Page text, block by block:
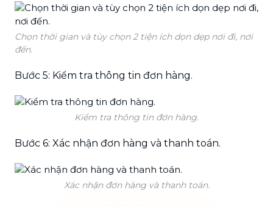
Chọn thời gian và tùy chọn 2 tiện ích dọn dẹp nơi đi, nơi
đến.
Bước 5: Kiểm tra thông tin đơn hàng.
Kiểm tra thông tin đơn hàng.
Bước 6: Xác nhận đơn hàng và thanh toán.
Xác nhận đơn hàng và thanh toán.